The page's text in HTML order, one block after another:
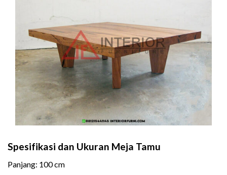
Spesifikasi dan Ukuran Meja Tamu
Panjang: 100 cm